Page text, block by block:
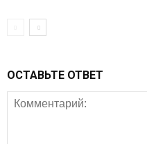
ОСТАВЬТЕ ОТВЕТ